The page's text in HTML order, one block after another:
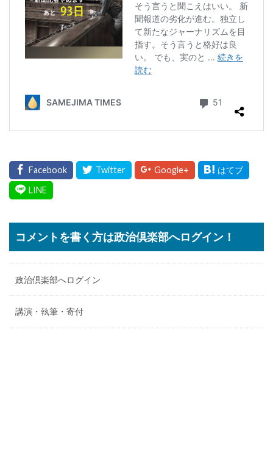
コメントを書く方は政治倶楽部へログイン！
政治倶楽部へログイン
講演・執筆・寄付